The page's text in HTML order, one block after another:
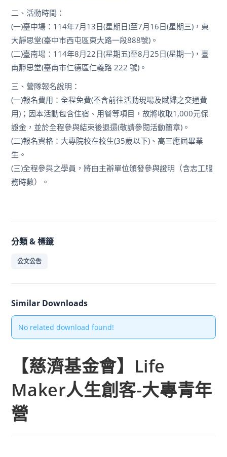
二、活動時間：
(一)臺中場：114年7月13日(星期日)至7月16日(星期三)，東
大靜思堂(臺中市西屯區東大路一段888號)。
(二)臺南場：114年8月22日(星期五)至8月25日(星期一)，臺
南靜思堂(臺南市仁德區仁義路 222 號)。
三、營隊報名說明：
(一)報名費用：全程免費(不含前往活動現場及賦歸之交通費
用)；因本活動包含住宿、用餐等項目，故將收取1,000元保
證金，並於全程參與結束後退還(敬請參閱活動簡章)。
(二)報名資格：大專院校在校生(35歲以下)、高三應屆畢業
生。
(三)全程參與之學員，將由主辦單位頒發參與證明（含志工服
務時數）。
分類 & 標籤
公文公告
Similar Downloads
No related download found!
【慈濟基金會】Life
Maker人生創客-大專青年
營